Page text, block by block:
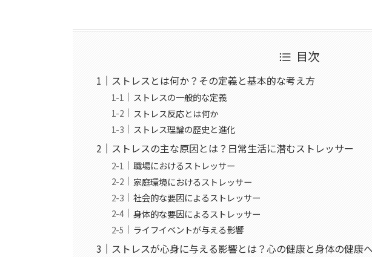
目次
ストレスとは何か？その定義と基本的な考え方
ストレスの一般的な定義
ストレス反応とは何か
ストレス理論の歴史と進化
ストレスの主な原因とは？日常生活に潜むストレッサー
職場におけるストレッサー
家庭環境におけるストレッサー
社会的な要因によるストレッサー
身体的な要因によるストレッサー
ライフイベントが与える影響
ストレスが心身に与える影響とは？心の健康と身体の健康